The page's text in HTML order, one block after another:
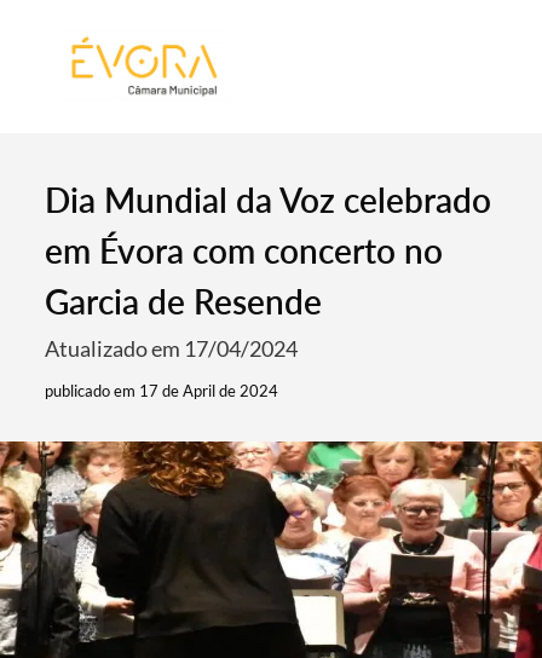
Dia Mundial da Voz celebrado
em Évora com concerto no
Garcia de Resende
Atualizado em 17/04/2024
publicado em 17 de April de 2024